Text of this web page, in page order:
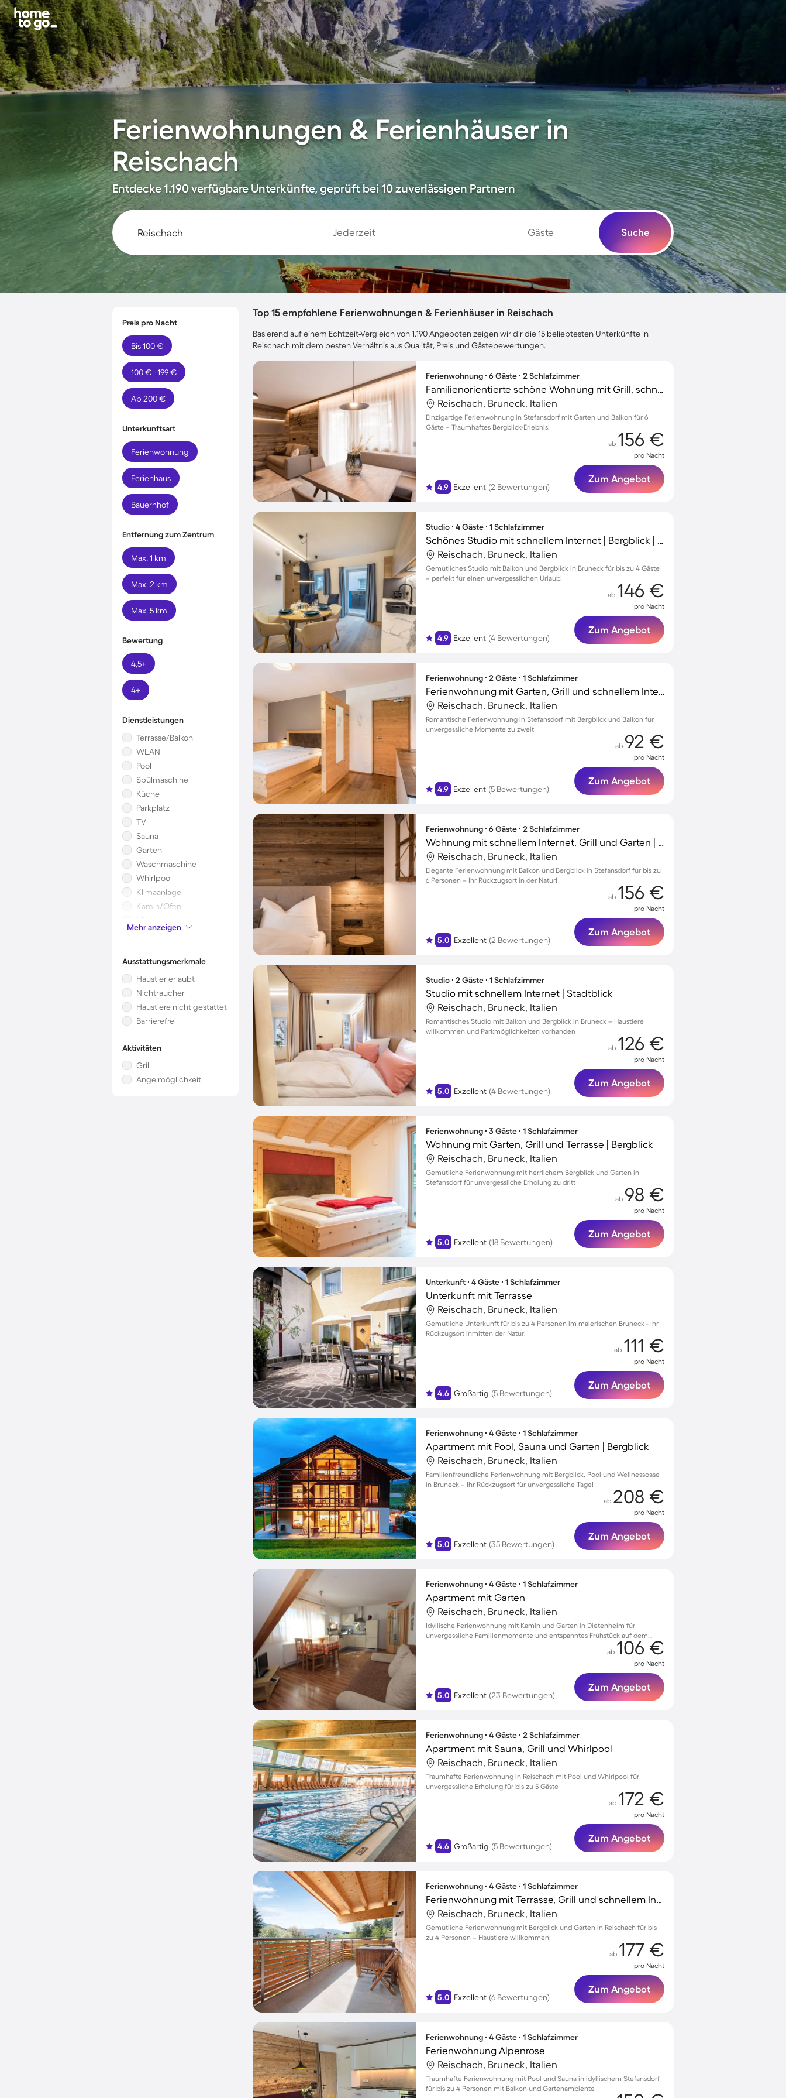
Ferienwohnungen & Ferienhäuser in
Reischach
Entdecke 1.190 verfügbare Unterkünfte, geprüft bei 10 zuverlässigen Partnern
Jederzeit Gäste Suche
Preis pro Nacht
Bis 100 €
100 € - 199 €
Ab 200 €
Unterkunftsart
Ferienwohnung
Ferienhaus
Bauernhof
Entfernung zum Zentrum
Max. 1 km
Max. 2 km
Max. 5 km
Bewertung
4,5+
4+
Dienstleistungen
Terrasse/Balkon
WLAN
Pool
Spülmaschine
Küche
Parkplatz
TV
Sauna
Garten
Waschmaschine
Whirlpool
Klimaanlage
Kamin/Ofen
Mikrowelle
Kinderbett
Mehr anzeigen
Ausstattungsmerkmale
Haustier erlaubt
Nichtraucher
Haustiere nicht gestattet
Barrierefrei
Aktivitäten
Grill
Angelmöglichkeit
Top 15 empfohlene Ferienwohnungen & Ferienhäuser in Reischach
Basierend auf einem Echtzeit-Vergleich von 1.190 Angeboten zeigen wir dir die 15 beliebtesten Unterkünfte in
Reischach mit dem besten Verhältnis aus Qualität, Preis und Gästebewertungen.
Ferienwohnung ∙ 6 Gäste ∙ 2 Schlafzimmer
Familienorientierte schöne Wohnung mit Grill, schnellem Internet und Garten | Bergblick
Reischach, Bruneck, Italien
Einzigartige Ferienwohnung in Stefansdorf mit Garten und Balkon für 6
Gäste – Traumhaftes Bergblick-Erlebnis!
4.9 Exzellent (2 Bewertungen)
ab 156 €
pro Nacht
Zum Angebot
Studio ∙ 4 Gäste ∙ 1 Schlafzimmer
Schönes Studio mit schnellem Internet | Bergblick | Haustierfreundlich
Reischach, Bruneck, Italien
Gemütliches Studio mit Balkon und Bergblick in Bruneck für bis zu 4 Gäste
– perfekt für einen unvergesslichen Urlaub!
4.9 Exzellent (4 Bewertungen)
ab 146 €
pro Nacht
Zum Angebot
Ferienwohnung ∙ 2 Gäste ∙ 1 Schlafzimmer
Ferienwohnung mit Garten, Grill und schnellem Internet | Gartenblick
Reischach, Bruneck, Italien
Romantische Ferienwohnung in Stefansdorf mit Bergblick und Balkon für
unvergessliche Momente zu zweit
4.9 Exzellent (5 Bewertungen)
ab 92 €
pro Nacht
Zum Angebot
Ferienwohnung ∙ 6 Gäste ∙ 2 Schlafzimmer
Wohnung mit schnellem Internet, Grill und Garten | Bergblick
Reischach, Bruneck, Italien
Elegante Ferienwohnung mit Balkon und Bergblick in Stefansdorf für bis zu
6 Personen – Ihr Rückzugsort in der Natur!
5.0 Exzellent (2 Bewertungen)
ab 156 €
pro Nacht
Zum Angebot
Studio ∙ 2 Gäste ∙ 1 Schlafzimmer
Studio mit schnellem Internet | Stadtblick
Reischach, Bruneck, Italien
Romantisches Studio mit Balkon und Bergblick in Bruneck – Haustiere
willkommen und Parkmöglichkeiten vorhanden
5.0 Exzellent (4 Bewertungen)
ab 126 €
pro Nacht
Zum Angebot
Ferienwohnung ∙ 3 Gäste ∙ 1 Schlafzimmer
Wohnung mit Garten, Grill und Terrasse | Bergblick
Reischach, Bruneck, Italien
Gemütliche Ferienwohnung mit herrlichem Bergblick und Garten in
Stefansdorf für unvergessliche Erholung zu dritt
5.0 Exzellent (18 Bewertungen)
ab 98 €
pro Nacht
Zum Angebot
Unterkunft ∙ 4 Gäste ∙ 1 Schlafzimmer
Unterkunft mit Terrasse
Reischach, Bruneck, Italien
Gemütliche Unterkunft für bis zu 4 Personen im malerischen Bruneck - Ihr
Rückzugsort inmitten der Natur!
4.6 Großartig (5 Bewertungen)
ab 111 €
pro Nacht
Zum Angebot
Ferienwohnung ∙ 4 Gäste ∙ 1 Schlafzimmer
Apartment mit Pool, Sauna und Garten | Bergblick
Reischach, Bruneck, Italien
Familienfreundliche Ferienwohnung mit Bergblick, Pool und Wellnessoase
in Bruneck – Ihr Rückzugsort für unvergessliche Tage!
5.0 Exzellent (35 Bewertungen)
ab 208 €
pro Nacht
Zum Angebot
Ferienwohnung ∙ 4 Gäste ∙ 1 Schlafzimmer
Apartment mit Garten
Reischach, Bruneck, Italien
Idyllische Ferienwohnung mit Kamin und Garten in Dietenheim für
unvergessliche Familienmomente und entspanntes Frühstück auf dem
5.0 Exzellent (23 Bewertungen)
ab 106 €
pro Nacht
Zum Angebot
Ferienwohnung ∙ 4 Gäste ∙ 2 Schlafzimmer
Apartment mit Sauna, Grill und Whirlpool
Reischach, Bruneck, Italien
Traumhafte Ferienwohnung in Reischach mit Pool und Whirlpool für
unvergessliche Erholung für bis zu 5 Gäste
4.6 Großartig (5 Bewertungen)
ab 172 €
pro Nacht
Zum Angebot
Ferienwohnung ∙ 4 Gäste ∙ 1 Schlafzimmer
Ferienwohnung mit Terrasse, Grill und schnellem Internet | Gartenblick | Ideal für Homeoffice
Reischach, Bruneck, Italien
Gemütliche Ferienwohnung mit Bergblick und Garten in Reischach für bis
zu 4 Personen – Haustiere willkommen!
5.0 Exzellent (6 Bewertungen)
ab 177 €
pro Nacht
Zum Angebot
Ferienwohnung ∙ 4 Gäste ∙ 1 Schlafzimmer
Ferienwohnung Alpenrose
Reischach, Bruneck, Italien
Traumhafte Ferienwohnung mit Pool und Sauna in idyllischem Stefansdorf
für bis zu 4 Personen mit Balkon und Gartenambiente